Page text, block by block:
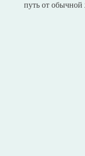
путь от обычной